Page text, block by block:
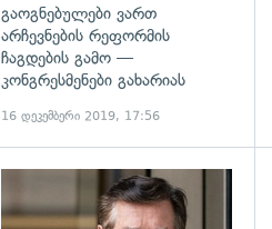
გაოგნებულები ვართ
არჩევნების რეფორმის
ჩაგდების გამო —
კონგრესმენები გახარიას
16 დეკემბერი 2019, 17:56